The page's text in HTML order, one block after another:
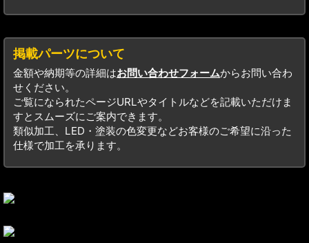
掲載パーツについて
金額や納期等の詳細はお問い合わせフォームからお問い合わ
せください。
ご覧になられたページURLやタイトルなどを記載いただけま
すとスムーズにご案内できます。
類似加工、LED・塗装の色変更などお客様のご希望に沿った
仕様で加工を承ります。